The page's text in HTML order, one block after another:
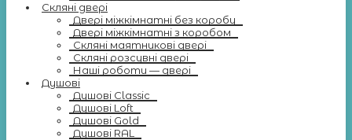
Скляні двері
Двері міжкімнатні без коробу
Двері міжкімнатні з коробом
Скляні маятникові двері
Скляні розсувні двері
Наші роботи — двері
Душові
Душові Classic
Душові Loft
Душові Gold
Душові RAL